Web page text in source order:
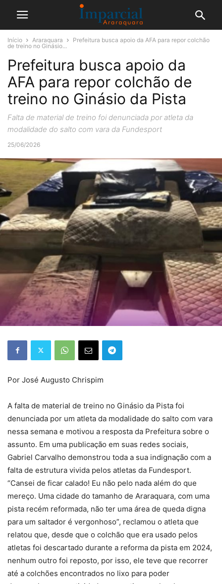
Início Araraquara
Prefeitura busca apoio da AFA para repor colchão
de treino no Ginásio...
Prefeitura busca apoio da
AFA para repor colchão de
treino no Ginásio da Pista
Falta de material de treino foi denunciada por atleta da
modalidade do salto com vara da Fundesport
25/06/2026
Por José Augusto Chrispim
A falta de material de treino no Ginásio da Pista foi
denunciada por um atleta da modalidade do salto com vara
nessa semana e motivou a resposta da Prefeitura sobre o
assunto. Em uma publicação em suas redes sociais,
Gabriel Carvalho demonstrou toda a sua indignação com a
falta de estrutura vivida pelos atletas da Fundesport.
“Cansei de ficar calado! Eu não pelo nada além do que
mereço. Uma cidade do tamanho de Araraquara, com uma
pista recém reformada, não ter uma área de queda digna
para um saltador é vergonhoso”, reclamou o atleta que
relatou que, desde que o colchão que era usado pelos
atletas foi descartado durante a reforma da pista em 2024,
nenhum outro foi reposto, por isso, ele teve que recorrer
até a colchões encontrados no lixo para poder